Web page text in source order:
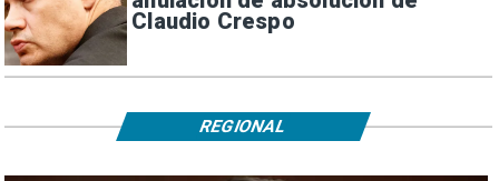
Claudio Crespo
REGIONAL